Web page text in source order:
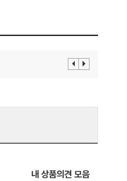
이 다
내 상품의견 모음